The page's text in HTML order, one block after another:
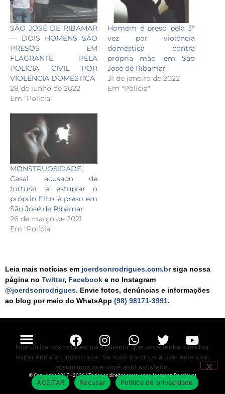
SÃO JOSÉ DE RIBAMAR
— DOIS HOMENS SÃO
PRESOS EM
FLAGRANTE PELA
POLÍCIA CIVIL POR
VIOLÊNCIA DOMÉSTICA
28 de junho de 2022
Em "Polícia"
Homem é preso pela 3ª
vez por violência
doméstica contra
própria mãe, em São
José de Ribamar
31 de janeiro de 2022
Em "Polícia"
MONSTRUOSIDADE:
Casal acusado de
torturar e estuprar o
próprio filho é preso em
São José de Ribamar
26 de março de 2021
Em "Polícia"
Leia mais notícias em joerdsonrodrigues.com.brsiga nossa
página no Twitter, Facebook e no Instagram
@joerdsonrodrigues. Envie fotos, denúncias e informações
ao blog por meio do WhatsApp (98) 98171-3991.
© Copyright 2017 - 2026 | Todos os direitos reservados Joerdson Rodrigues
Nós utilizamos cookies para garantir que você tenha a melhor
experiência em nosso site. Se você continua a usar este site,
assumimos que você está satisfeito.
ACEITAR
Recusar Política de privacidade